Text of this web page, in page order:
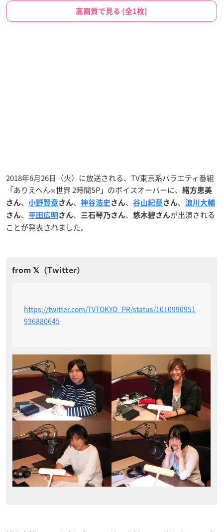
高画質で見る (全1枚)
2018年6月26日（火）に放送される、TV東京系バラエティ番組
「ありえへん∞世界 2時間SP」のボイスオーバーに、
緒方恵美
さん、 小野賢章さん、 神谷浩史 さん、 谷山紀章さん、
浪川大輔
さん、 平田広明 さん、 三石琴乃さん、 悠木碧さんが出演される
ことが発表されました。
https://twitter.com/TVTOKYO_PR/status/1010990951
936880645